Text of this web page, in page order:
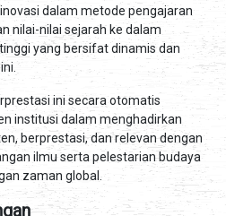
dalam metode pengajaran
nilai-nilai sejarah ke dalam
yang bersifat dinamis dan
ini secara otomatis
institusi dalam menghadirkan
berprestasi, dan relevan dengan
ilmu serta pelestarian budaya
zaman global.